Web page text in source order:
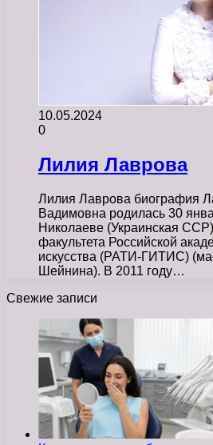
10.05.2024
0
Лилия Лаврова
Лилия Лаврова биография
Вадимовна родилась 30
Николаеве (Украинская
факультета Российской
искусства (РАТИ-ГИТИС)
Шейнина). В 2011 году…
Свежие записи